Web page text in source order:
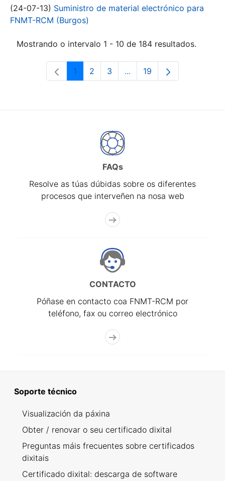
(24-07-13) Suministro de material electrónico para
FNMT-RCM (Burgos)
Mostrando o intervalo 1 - 10 de 184 resultados.
Páxina
1 Páxina
2 Páxina
3 ...Páxinas intermedias Use
Páxina
19
FAQs
Resolve as túas dúbidas sobre os diferentes
procesos que interveñen na nosa web
CONTACTO
Póñase en contacto coa FNMT-RCM por
teléfono, fax ou correo electrónico
Soporte técnico
Visualización da páxina
Obter / renovar o seu certificado dixital
Preguntas máis frecuentes sobre certificados
dixitais
Certificado dixital: descarga de software